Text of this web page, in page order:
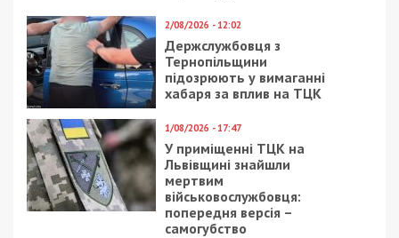
2/08/2026 - 12:02
Держслужбовця з
Тернопільщини
підозрюють у вимаганні
хабаря за вплив на ТЦК
1/08/2026 - 17:47
У приміщенні ТЦК на
Львівщині знайшли
мертвим
військовослужбовця:
попередня версія –
самогубство